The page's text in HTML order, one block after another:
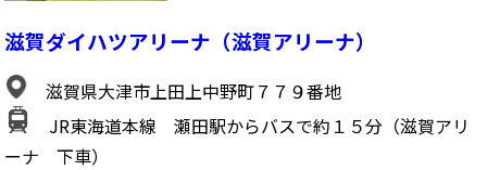
滋賀ダイハツアリーナ（滋賀アリーナ）
滋賀県大津市上田上中野町７７９番地
JR東海道本線 瀬田駅からバスで約１５分（滋賀アリ
ーナ 下車）